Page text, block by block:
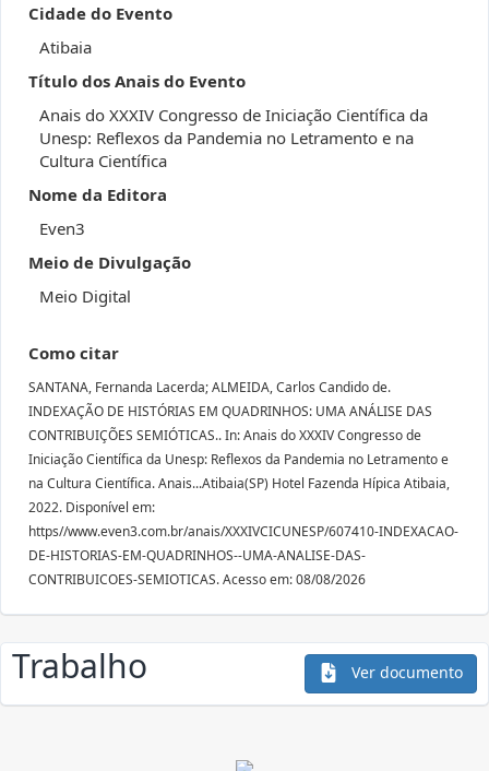
Cidade do Evento
Atibaia
Título dos Anais do Evento
Anais do XXXIV Congresso de Iniciação Científica da
Unesp: Reflexos da Pandemia no Letramento e na
Cultura Científica
Nome da Editora
Even3
Meio de Divulgação
Meio Digital
Como citar
SANTANA, Fernanda Lacerda; ALMEIDA, Carlos Candido de.
INDEXAÇÃO DE HISTÓRIAS EM QUADRINHOS: UMA ANÁLISE DAS
CONTRIBUIÇÕES SEMIÓTICAS.. In: Anais do XXXIV Congresso de
Iniciação Científica da Unesp: Reflexos da Pandemia no Letramento e
na Cultura Científica. Anais...Atibaia(SP) Hotel Fazenda Hípica Atibaia,
2022. Disponível em:
https//www.even3.com.br/anais/XXXIVCICUNESP/607410-INDEXACAO-
DE-HISTORIAS-EM-QUADRINHOS--UMA-ANALISE-DAS-
CONTRIBUICOES-SEMIOTICAS. Acesso em: 08/08/2026
Trabalho Ver documento